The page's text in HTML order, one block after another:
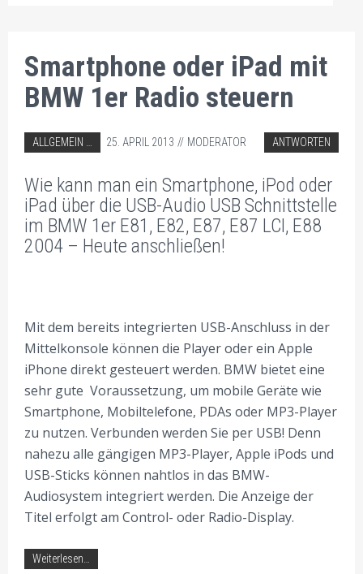
Smartphone oder iPad mit
BMW 1er Radio steuern
ABGELEGT IN:
ALLGEMEIN
BMW AUTORADIO EINBAU TIPPS
25. APRIL 2013 MODERATOR ANTWORTEN
Wie kann man ein Smartphone, iPod oder
iPad über die USB-Audio USB Schnittstelle
im BMW 1er E81, E82, E87, E87 LCI, E88
2004 – Heute anschließen!
Mit dem bereits integrierten USB-Anschluss in der
Mittelkonsole können die Player oder ein Apple
iPhone direkt gesteuert werden. BMW bietet eine
sehr gute Voraussetzung, um mobile Geräte wie
Smartphone, Mobiltelefone, PDAs oder MP3-Player
zu nutzen. Verbunden werden Sie per USB! Denn
nahezu alle gängigen MP3-Player, Apple iPods und
USB-Sticks können nahtlos in das BMW-
Audiosystem integriert werden. Die Anzeige der
Titel erfolgt am Control- oder Radio-Display.
Weiterlesen…